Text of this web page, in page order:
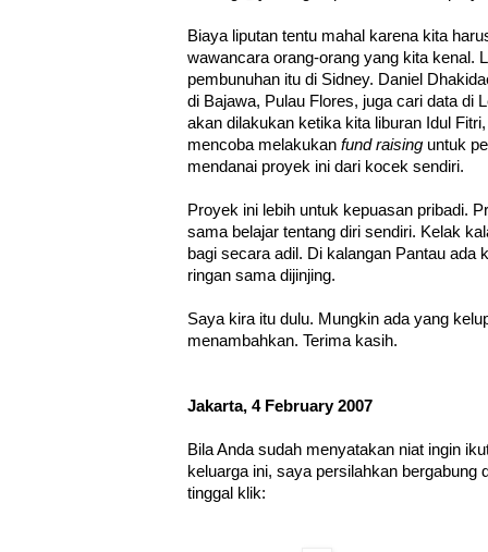
Biaya liputan tentu mahal karena kita
wawancara orang-orang yang kita kenal.
pembunuhan itu di Sidney. Daniel
di Bajawa, Pulau Flores, juga cari data di
akan dilakukan ketika kita liburan Idul
mencoba melakukan fund raising untuk
mendanai proyek ini dari kocek sendiri.
Proyek ini lebih untuk kepuasan pribadi.
sama belajar tentang diri sendiri. Kelak
bagi secara adil. Di kalangan Pantau ada
ringan sama dijinjing.
Saya kira itu dulu. Mungkin ada yang
menambahkan. Terima kasih.
Jakarta, 4 February 2007
Bila Anda sudah menyatakan niat ingin
keluarga ini, saya persilahkan bergabung
tinggal klik: